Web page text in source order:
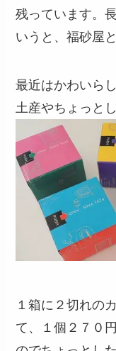
残っています。
いうと、福砂屋
最近はかわいら
土産やちょっと
１箱に２切れの
て、１個２７０